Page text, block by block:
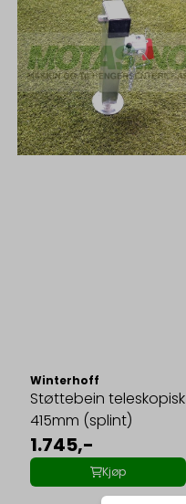
Winterhoff
Støttebein teleskopisk
415mm (splint)
1.745,-
Kjøp